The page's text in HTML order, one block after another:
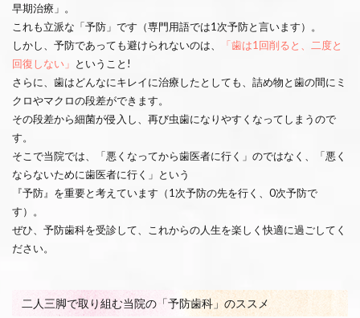
早期治療」。
これも立派な「予防」です（専門用語では1次予防と言います）。
しかし、予防であっても避けられないのは、
「歯は1回削ると、二度と
回復しない」 ということ!
さらに、歯はどんなにキレイに治療したとしても、詰め物と歯の間にミ
クロやマクロの段差ができます。
その段差から細菌が侵入し、再び虫歯になりやすくなってしまうので
す。
そこで当院では、「悪くなってから歯医者に行く」のではなく、「悪く
ならないために歯医者に行く」という
『予防』を重要と考えています（1次予防の先を行く、0次予防で
す）。
ぜひ、予防歯科を受診して、これからの人生を楽しく快適に過ごしてく
ださい。
二人三脚で取り組む当院の「予防歯科」のススメ